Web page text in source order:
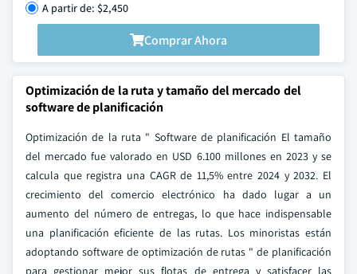
A partir de: $2,450
Comprar Ahora
Optimización de la ruta y tamaño del mercado del
software de planificación
Optimización de la ruta " Software de planificación El tamaño
del mercado fue valorado en USD 6.100 millones en 2023 y se
calcula que registra una CAGR de 11,5% entre 2024 y 2032. El
crecimiento del comercio electrónico ha dado lugar a un
aumento del número de entregas, lo que hace indispensable
una planificación eficiente de las rutas. Los minoristas están
adoptando software de optimización de rutas " de planificación
para gestionar mejor sus flotas de entrega y satisfacer las